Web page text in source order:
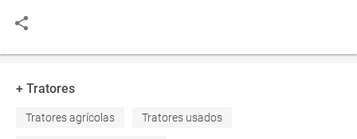
+ Tratores
Tratores agrícolas Tratores usados